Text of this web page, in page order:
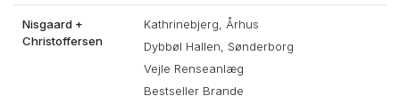
Nisgaard +
Christoffersen
Kathrinebjerg, Århus
Dybbøl Hallen, Sønderborg
Vejle Renseanlæg
Bestseller Brande